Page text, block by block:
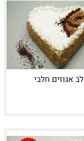
לב אגוזים חלבי